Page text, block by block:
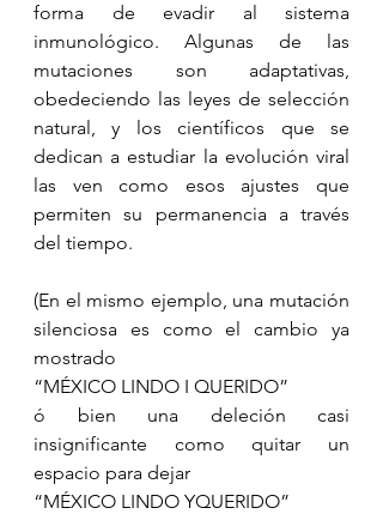
forma de evadir al sistema
inmunológico. Algunas de las
mutaciones son adaptativas,
obedeciendo las leyes de selección
natural, y los científicos que se
dedican a estudiar la evolución viral
las ven como esos ajustes que
permiten su permanencia a través
del tiempo.
(En el mismo ejemplo, una mutación
silenciosa es como el cambio ya
mostrado
“MÉXICO LINDO I QUERIDO”
ó bien una deleción casi
insignificante como quitar un
espacio para dejar
“MÉXICO LINDO YQUERIDO”